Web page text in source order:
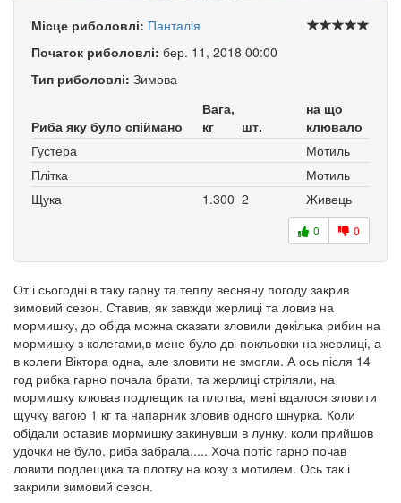
Місце риболовлі: Панталія
Початок риболовлі: бер. 11, 2018 00:00
Тип риболовлі: Зимова
Риба яку було спіймано
Вага,
кг
шт.
на що
клювало
Густера
Мотиль
Плітка
Мотиль
Щука
1.300 2 Живець
0 0
От і сьогодні в таку гарну та теплу весняну погоду закрив
зимовий сезон. Ставив, як завжди жерлиці та ловив на
мормишку, до обіда можна сказати зловили декілька рибин на
мормишку з колегами,в мене було дві покльовки на жерлиці, а
в колеги Віктора одна, але зловити не змогли. А ось після 14
год рибка гарно почала брати, та жерлиці стріляли, на
мормишку клював подлещик та плотва, мені вдалося зловити
щучку вагою 1 кг та напарник зловив одного шнурка. Коли
обідали оставив мормишку закинувши в лунку, коли прийшов
удочки не було, риба забрала..... Хоча потіс гарно почав
ловити подлещика та плотву на козу з мотилем. Ось так і
закрили зимовий сезон.